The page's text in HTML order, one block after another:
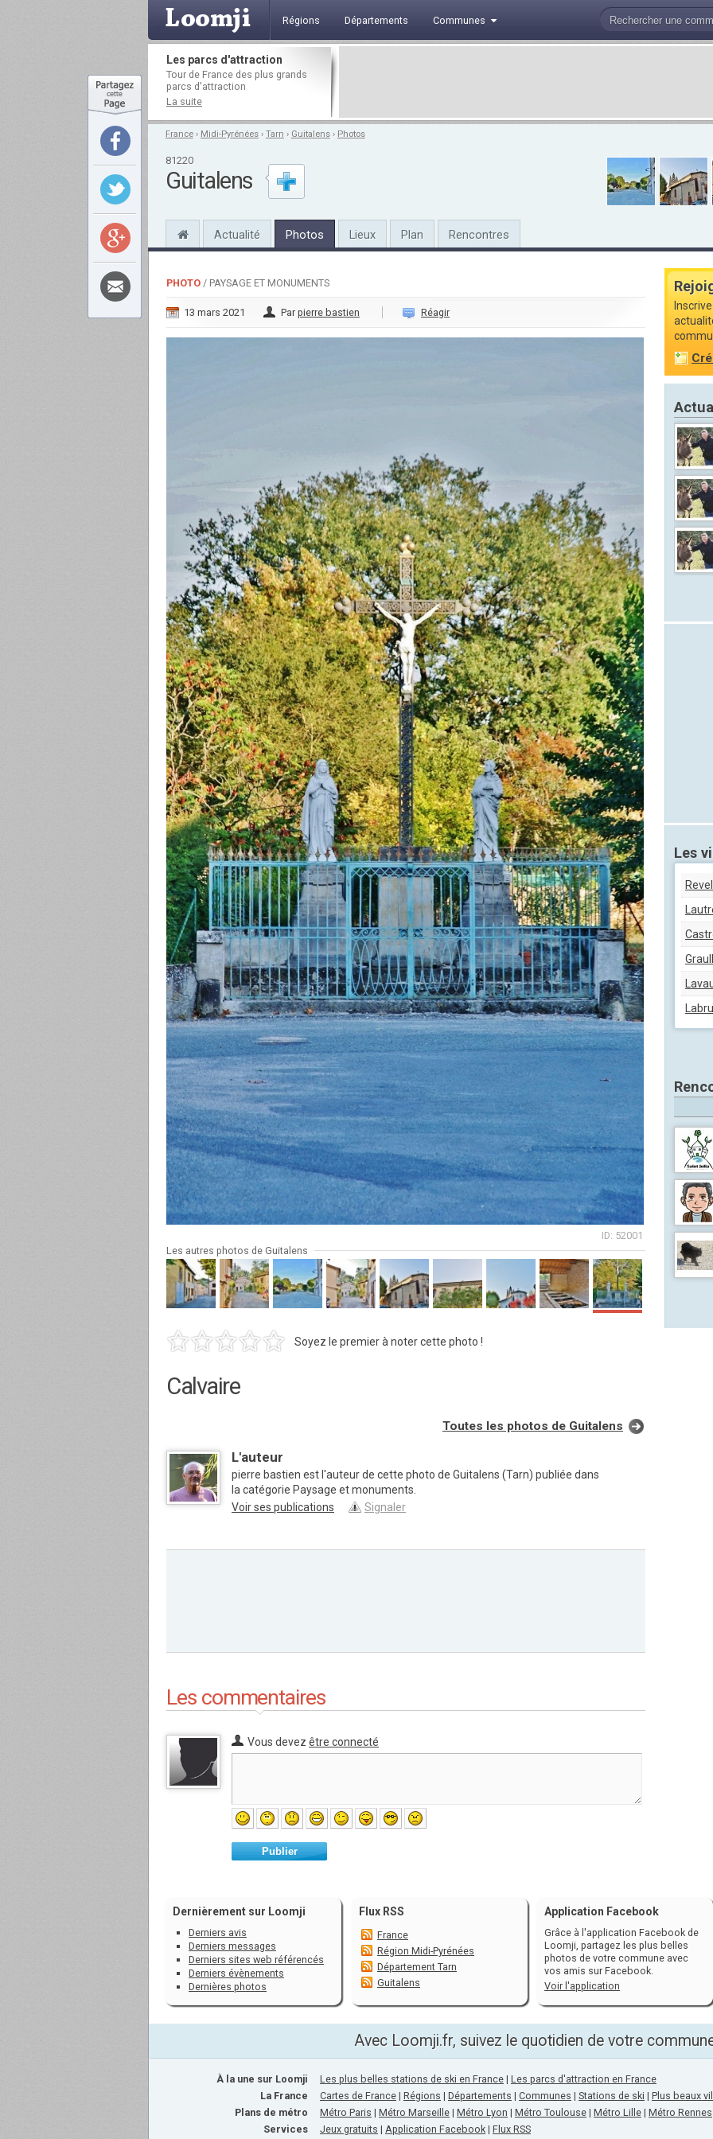
Régions Départements Communes
Les parcs d'attraction
Tour de France des plus grands
parcs d'attraction
La suite
France › Midi-Pyrénées › Tarn › Guitalens › Photos
81220
Guitalens
Actualité Photos Lieux Plan Rencontres
PHOTO / PAYSAGE ET MONUMENTS
13 mars 2021 Par pierre bastien Réagir
ID: 52001
Les autres photos de Guitalens
Soyez le premier à noter cette photo !
Calvaire
Toutes les photos de Guitalens
L'auteur
pierre bastien est l'auteur de cette photo de Guitalens (Tarn) publiée dans
la catégorie Paysage et monuments.
Voir ses publications
Signaler
Les commentaires
Vous devez être connecté
Publier
Les
Revel
Dernièrement sur Loomji
Derniers avis
Derniers messages
Derniers sites web référencés
Derniers évènements
Dernières photos
Flux RSS
France
Région Midi-Pyrénées
Département Tarn
Guitalens
Application Facebook
Grâce à l'application Facebook de
Loomji, partagez les plus belles
photos de votre commune avec
vos amis sur Facebook.
Voir l'application
Avec Loomji.fr, suivez le quotidien de votre
À la une sur Loomji
La France
Plans de métro
Services
Les plus belles stations de ski en France | Les parcs d'attraction en France
Cartes de France | Régions | Départements | Communes | Stations de ski | Plus beaux
Métro Paris | Métro Marseille | Métro Lyon | Métro Toulouse | Métro Lille | Métro Rennes
Jeux gratuits | Application Facebook | Flux RSS